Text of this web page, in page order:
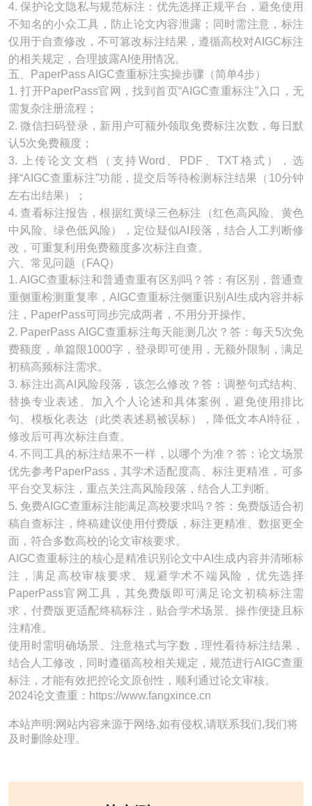
4. 保护论文隐私与规范标注：优先选择正规平台，避免使用
不知名的小众工具，防止论文内容泄露；同时需注意，标注
仅用于自查修改，不可篡改标注结果，遵循高校对AIGC标注
的相关规定，合理披露AI使用情况。
五、PaperPass AIGC查重标注实操步骤（简单4步）
1. 打开PaperPass官网，找到首页“AIGC查重标注”入口，无
需复杂注册流程；
2. 微信扫码登录，新用户可额外领取免费标注次数，每日默
认5次免费额度；
3. 上传论文文档（支持Word、PDF、TXT格式），选
择“AIGC查重标注”功能，提交后等待检测标注结果（10分钟
左右出结果）；
4. 查看标注报告，根据红黄绿三色标注（红色高风险、黄色
中风险、绿色低风险），定位疑似AI段落，结合人工判断修
改，可重复利用免费额度多次标注自查。
六、常见问题（FAQ）
1. AIGC查重标注和普通查重有区别吗？答：有区别，普通查
重侧重检测重复率，AIGC查重标注侧重识别AI生成内容并标
注，PaperPass可同步完成两者，不用分开操作。
2. PaperPass AIGC查重标注每天能测几次？答：每天5次免
费额度，单篇限1000字，登录即可使用，无额外限制，满足
初稿高频标注需求。
3. 标注出高AI风险段落，该怎么修改？答：调整句式结构、
替换专业表述、加入个人论述和具体案例，避免使用排比
句、模板化表达（此类表述易被误标），降低文本AI特征，
修改后可再次标注自查。
4. 不同工具的标注结果不一样，以哪个为准？答：论文场景
优先参考PaperPass，其学术适配度高、标注更精准，可多
平台交叉标注，重点关注高风险段落，结合人工判断。
5. 免费AIGC查重标注能满足高校要求吗？答：免费版适合初
稿自查标注，终稿建议使用付费版，标注更精准、数据更全
面，符合多数高校的论文审核要求。
AIGC查重标注的核心是精准识别论文中AI生成内容并清晰标
注，满足高校审核要求、规避学术不端风险，优先选择
PaperPass官网工具，其免费版即可满足论文初稿标注需
求，付费版更适配终稿标注，贴合学术场景、操作便捷且标
注精准。
使用时需明确场景、注意格式与字数，理性看待标注结果，
结合人工修改，同时遵循高校相关规定，规范进行AIGC查重
标注，才能有效把控论文原创性，顺利通过论文审核。
2024论文查重：https://www.fangxince.cn
本站声明:网站内容来源于网络,如有侵权,请联系我们,我们将
及时删除处理。